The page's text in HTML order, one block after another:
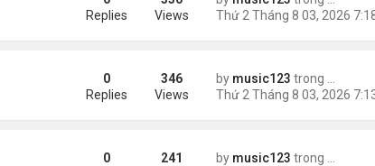
Replies
Views
by music123 trong
0
Replies
346
Views
by music123 trong
0 241